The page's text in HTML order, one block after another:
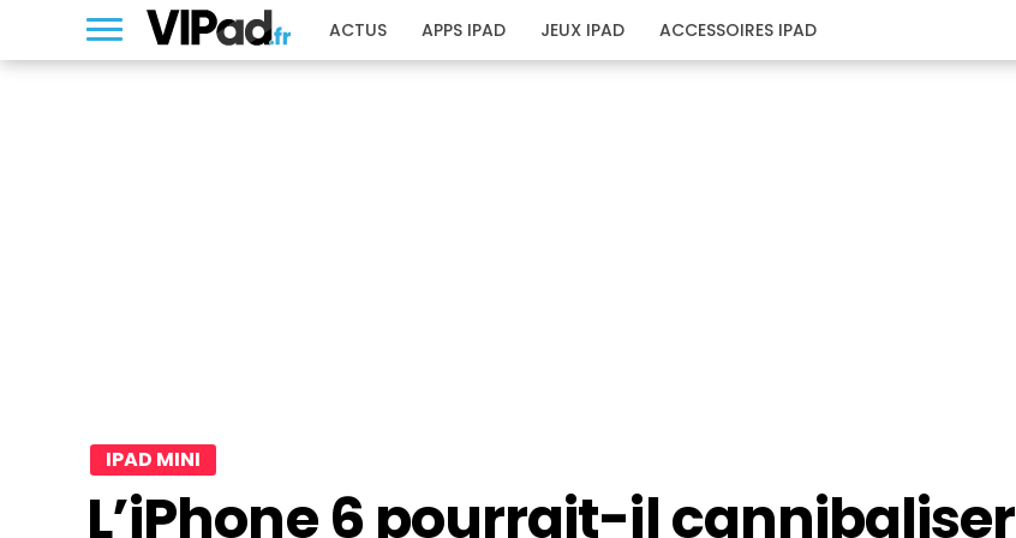
ACTUS APPS IPAD JEUX IPAD ACCESSOIRES IPAD
IPAD MINI
L’iPhone 6 pourrait-il cannibaliser